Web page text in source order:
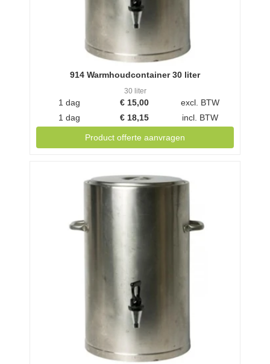
914 Warmhoudcontainer 30 liter
30 liter
1 dag € 15,00
excl. BTW
1 dag
€ 18,15 incl. BTW
Product offerte aanvragen